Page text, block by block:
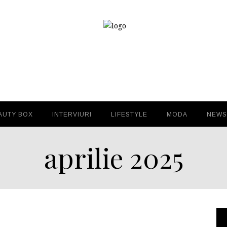
BOX INTERVIURI LIFESTYLE MODA NEWS
aprilie 2025